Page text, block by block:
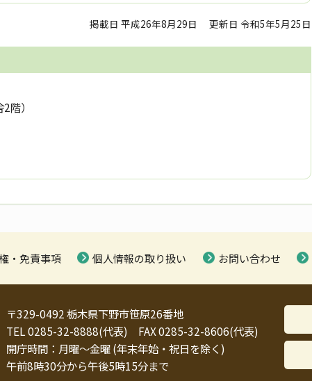
掲載日 平成26年8月29日 更新日 令和5年5月25日
階）
・免責事項 個人情報の取り扱い お問い合わせ
〒329-0492 栃木県下野市笹原26番地
TEL 0285-32-8888(代表) FAX 0285-32-8606(代表)
開庁時間：月曜～金曜 (年末年始・祝日を除く)
午前8時30分から午後5時15分まで